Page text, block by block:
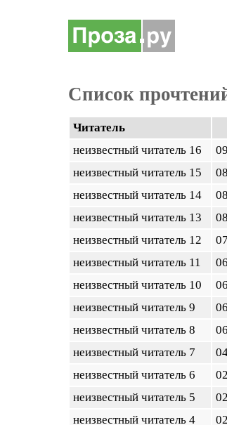
Список
Читатель
неизвестный читатель 16
неизвестный читатель 15
неизвестный читатель 14
неизвестный читатель 13
неизвестный читатель 12
неизвестный читатель 11
неизвестный читатель 10
неизвестный читатель 9
неизвестный читатель 8
неизвестный читатель 7
неизвестный читатель 6
неизвестный читатель 5
неизвестный читатель 4